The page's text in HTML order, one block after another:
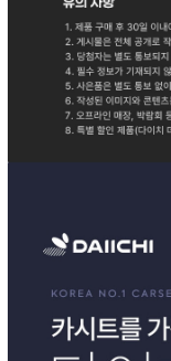
이코 라이프